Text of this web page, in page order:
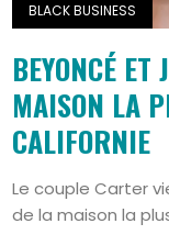
BLACK BUSINESS
BEYONCÉ ET
MAISON LA
CALIFORNIE
Le couple Carter
de la maison la